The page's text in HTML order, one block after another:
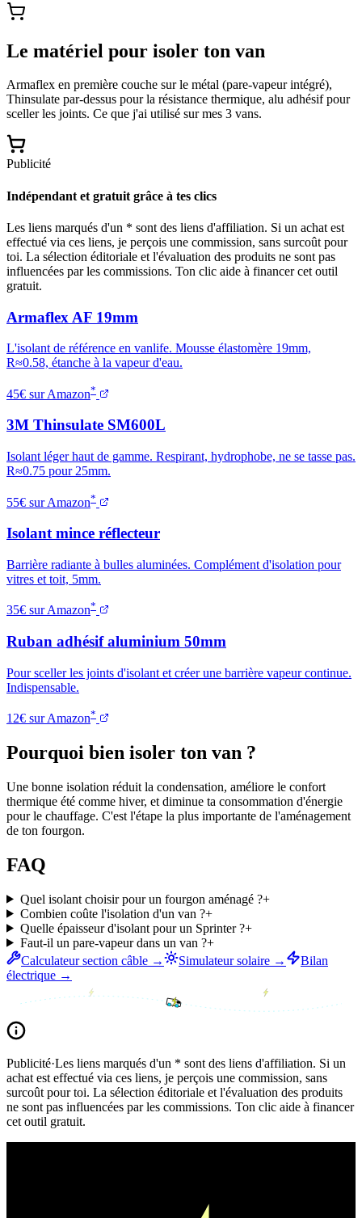
Le matériel pour isoler ton van
Armaflex en première couche sur le métal (pare-vapeur intégré),
Thinsulate par-dessus pour la résistance thermique, alu adhésif pour
sceller les joints. Ce que j'ai utilisé sur mes 3 vans.
Publicité
Indépendant et gratuit grâce à tes clics
Les liens marqués d'un * sont des liens d'affiliation. Si un achat est
effectué via ces liens, je perçois une commission, sans surcoût pour
toi. La sélection éditoriale et l'évaluation des produits ne sont pas
influencées par les commissions. Ton clic aide à financer cet outil
gratuit.
Armaflex AF 19mm
L'isolant de référence en vanlife. Mousse élastomère 19mm,
R≈0.58, étanche à la vapeur d'eau.
45€ sur Amazon*
3M Thinsulate SM600L
Isolant léger haut de gamme. Respirant, hydrophobe, ne se tasse pas.
R≈0.75 pour 25mm.
55€ sur Amazon*
Isolant mince réflecteur
Barrière radiante à bulles aluminées. Complément d'isolation pour
vitres et toit, 5mm.
35€ sur Amazon*
Ruban adhésif aluminium 50mm
Pour sceller les joints d'isolant et créer une barrière vapeur continue.
Indispensable.
12€ sur Amazon*
Pourquoi bien isoler ton van ?
Une bonne isolation réduit la condensation, améliore le confort
thermique été comme hiver, et diminue ta consommation d'énergie
pour le chauffage. C'est l'étape la plus importante de l'aménagement
de ton fourgon.
FAQ
Quel isolant choisir pour un fourgon aménagé ?+
Combien coûte l'isolation d'un van ?+
Quelle épaisseur d'isolant pour un Sprinter ?+
Faut-il un pare-vapeur dans un van ?+
Calculateur section câble →
Simulateur solaire →
Bilan
électrique →
Publicité·Les liens marqués d'un * sont des liens d'affiliation. Si un
achat est effectué via ces liens, je perçois une commission, sans
surcoût pour toi. La sélection éditoriale et l'évaluation des produits
ne sont pas influencées par les commissions. Ton clic aide à financer
cet outil gratuit.